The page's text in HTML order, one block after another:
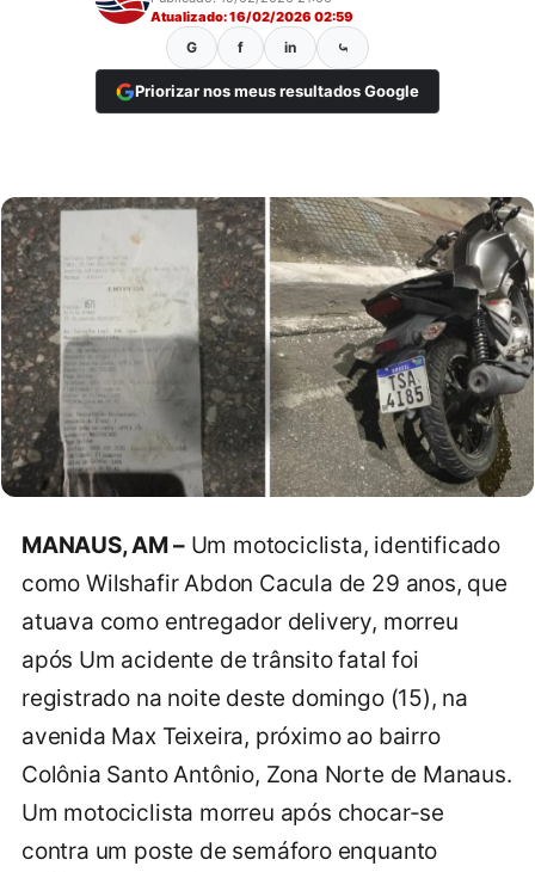
Atualizado: 16/02/2026 02:59
G f in ⤿
Priorizar nos meus resultados Google
MANAUS, AM –Um motociclista, identificado
como Wilshafir Abdon Cacula de 29 anos, que
atuava como entregador delivery, morreu
após Um acidente de trânsito fatal foi
registrado na noite deste domingo (15), na
avenida Max Teixeira, próximo ao bairro
Colônia Santo Antônio, Zona Norte de Manaus.
Um motociclista morreu após chocar-se
contra um poste de semáforo enquanto